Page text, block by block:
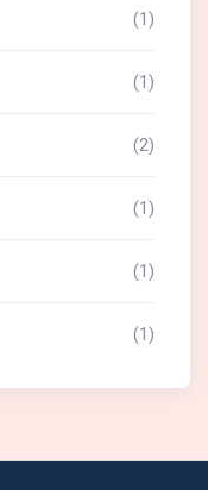
(1)
(1)
(2)
(1)
(1)
(1)